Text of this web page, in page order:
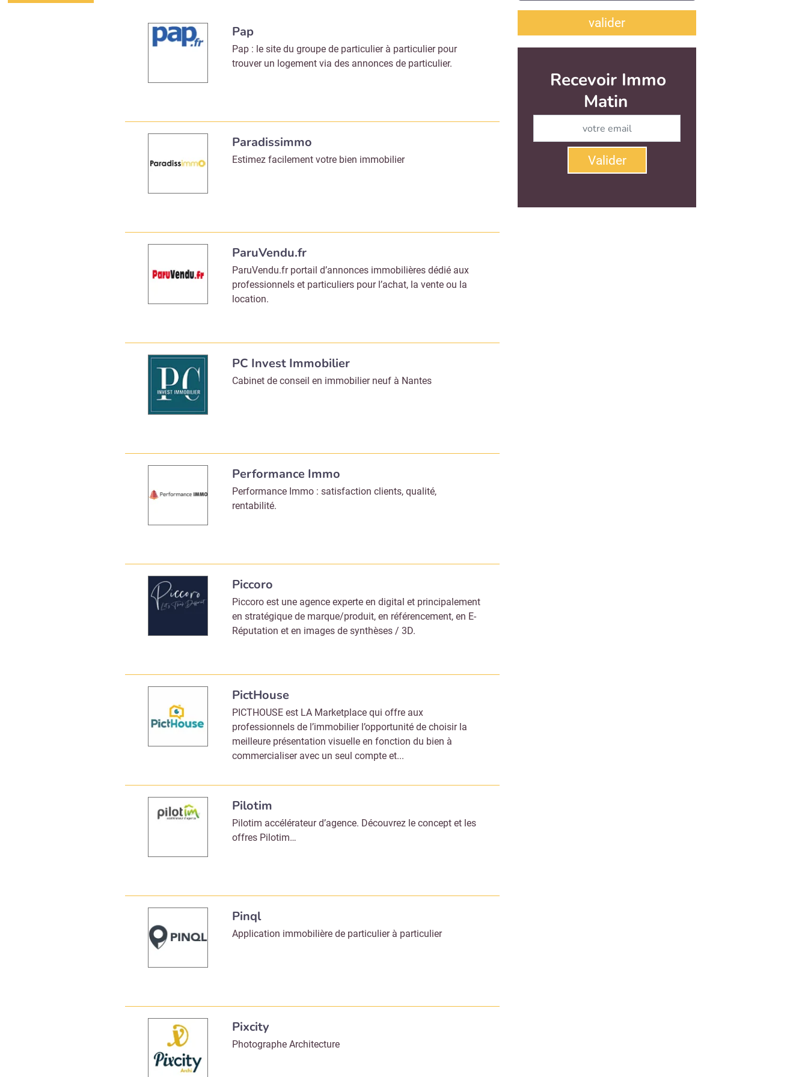
Pap
Pap : le site du groupe de particulier à particulier pour
trouver un logement via des annonces de particulier.
Paradissimmo
Estimez facilement votre bien immobilier
ParuVendu.fr
ParuVendu.fr portail d’annonces immobilières dédié aux
professionnels et particuliers pour l’achat, la vente ou la
location.
PC Invest Immobilier
Cabinet de conseil en immobilier neuf à Nantes
Performance Immo
Performance Immo : satisfaction clients, qualité,
rentabilité.
Piccoro
Piccoro est une agence experte en digital et principalement
en stratégique de marque/produit, en référencement, en E-
Réputation et en images de synthèses / 3D.
PictHouse
PICTHOUSE est LA Marketplace qui offre aux
professionnels de l’immobilier l’opportunité de choisir la
meilleure présentation visuelle en fonction du bien à
commercialiser avec un seul compte et...
Pilotim
Pilotim accélérateur d’agence. Découvrez le concept et les
offres Pilotim…
Pinql
Application immobilière de particulier à particulier
Pixcity
Photographe Architecture
valider